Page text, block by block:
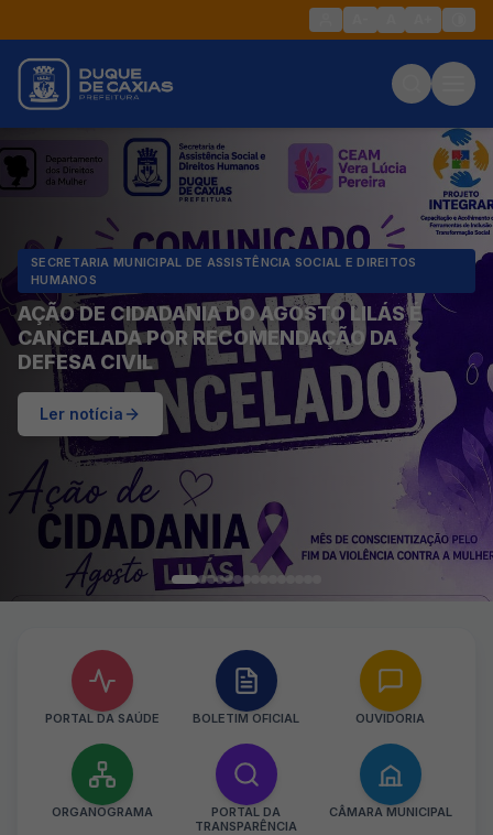
SECRETARIA MUNICIPAL DE ASSISTÊNCIA SOCIAL E DIREITOS
HUMANOS
AÇÃO DE CIDADANIA DO AGOSTO LILÁS É
CANCELADA POR RECOMENDAÇÃO DA
DEFESA CIVIL
Ler notícia
PORTAL DA SAÚDE BOLETIM OFICIAL OUVIDORIA
ORGANOGRAMA
PORTAL DA
TRANSPARÊNCIA
CÂMARA MUNICIPAL